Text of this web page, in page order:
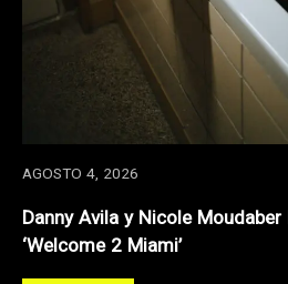
AGOSTO 4, 2026
Danny Avila y Nicole
‘Welcome 2 Miami’